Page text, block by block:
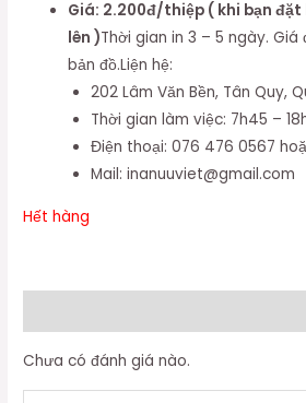
Giá: 2.200đ/thiệp ( khi bạn
lên )Thời gian in 3 – 5 ngày.
bản đồ.Liện hệ:
202 Lâm Văn Bền, Tân Quy,
Thời gian làm việc: 7h45 –
Điện thoại: 076 476 0567
Mail: inanuuviet@gmail.com
Hết hàng
Chưa có đánh giá nào.